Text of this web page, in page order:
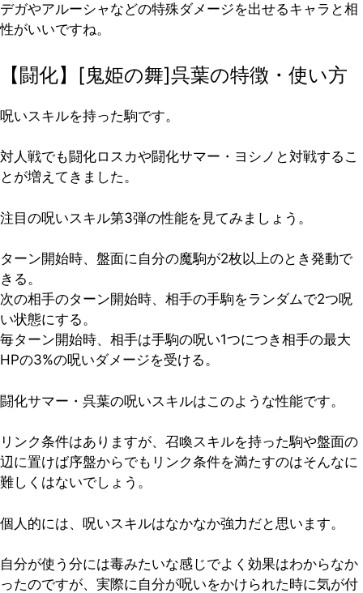
デガやアルーシャなどの特殊ダメージを出せるキャラと相
性がいいですね。
【闘化】[鬼姫の舞]呉葉の特徴・使い方
呪いスキルを持った駒です。
対人戦でも闘化ロスカや闘化サマー・ヨシノと対戦するこ
とが増えてきました。
注目の呪いスキル第3弾の性能を見てみましょう。
ターン開始時、盤面に自分の魔駒が2枚以上のとき発動で
きる。
次の相手のターン開始時、相手の手駒をランダムで2つ呪
い状態にする。
毎ターン開始時、相手は手駒の呪い1つにつき相手の最大
HPの3%の呪いダメージを受ける。
闘化サマー・呉葉の呪いスキルはこのような性能です。
リンク条件はありますが、召喚スキルを持った駒や盤面の
辺に置けば序盤からでもリンク条件を満たすのはそんなに
難しくはないでしょう。
個人的には、呪いスキルはなかなか強力だと思います。
自分が使う分には毒みたいな感じでよく効果はわからなか
ったのですが、実際に自分が呪いをかけられた時に気が付